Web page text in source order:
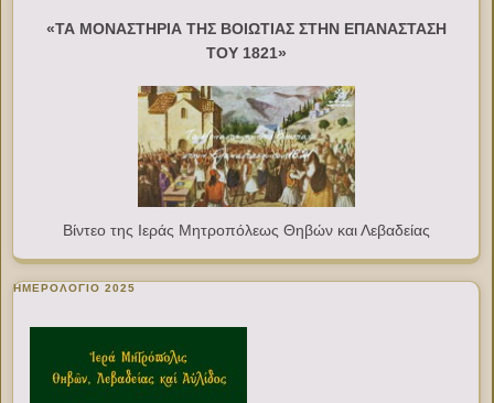
«ΤΑ ΜΟΝΑΣΤΗΡΙΑ ΤΗΣ ΒΟΙΩΤΙΑΣ ΣΤΗΝ ΕΠΑΝΑΣΤΑΣΗ
ΤΟΥ 1821»
Βίντεο της Ιεράς Μητροπόλεως Θηβών και Λεβαδείας
ΗΜΕΡΟΛΟΓΙΟ 2025